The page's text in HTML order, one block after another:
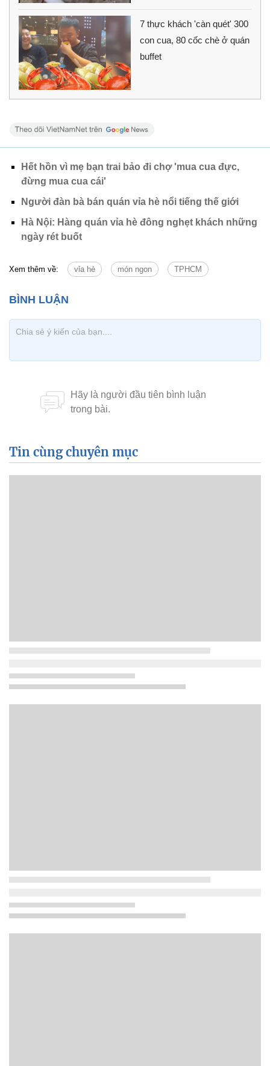
7 thực khách 'càn quét' 300
con cua, 80 cốc chè ở quán
buffet
Hết hồn vì mẹ bạn trai bảo đi chợ 'mua cua đực,
đừng mua cua cái'
Người đàn bà bán quán vỉa hè nổi tiếng thế giới
Hà Nội: Hàng quán vỉa hè đông nghẹt khách những
ngày rét buốt
Xem thêm về: vỉa hè món ngon TPHCM
Tin cùng chuyên mục